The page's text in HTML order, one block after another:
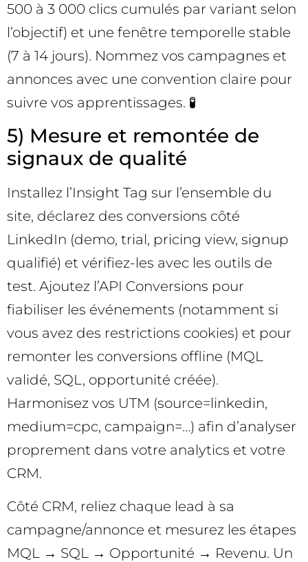
500 à 3 000 clics cumulés par variant selon
l’objectif) et une fenêtre temporelle stable
(7 à 14 jours). Nommez vos campagnes et
annonces avec une convention claire pour
suivre vos apprentissages. 🧪
5) Mesure et remontée de
signaux de qualité
Installez l’Insight Tag sur l’ensemble du
site, déclarez des conversions côté
LinkedIn (demo, trial, pricing view, signup
qualifié) et vérifiez-les avec les outils de
test. Ajoutez l’API Conversions pour
fiabiliser les événements (notamment si
vous avez des restrictions cookies) et pour
remonter les conversions offline (MQL
validé, SQL, opportunité créée).
Harmonisez vos UTM (source=linkedin,
medium=cpc, campaign=…) afin d’analyser
proprement dans votre analytics et votre
CRM.
Côté CRM, reliez chaque lead à sa
campagne/annonce et mesurez les étapes
MQL → SQL → Opportunité → Revenu. Un